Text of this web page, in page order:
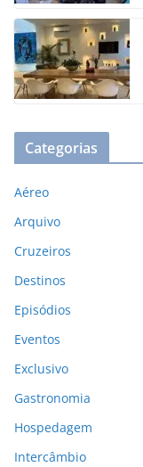
Categorias
Aéreo
Arquivo
Cruzeiros
Destinos
Episódios
Eventos
Exclusivo
Gastronomia
Hospedagem
Intercâmbio